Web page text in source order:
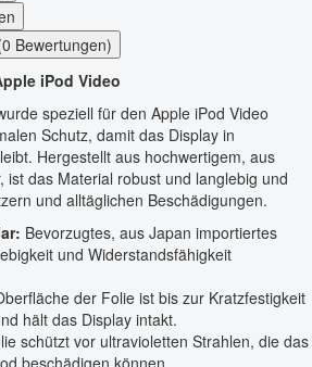
Bewertungen)
iPod Video
speziell für den Apple iPod Video
Schutz, damit das Display in
Hergestellt aus hochwertigem, aus
ist das Material robust und langlebig und
und alltäglichen Beschädigungen.
Bevorzugtes, aus Japan importiertes
und Widerstandsfähigkeit
der Folie ist bis zur Kratzfestigkeit
hält das Display intakt.
schützt vor ultravioletten Strahlen, die das
beschädigen können.